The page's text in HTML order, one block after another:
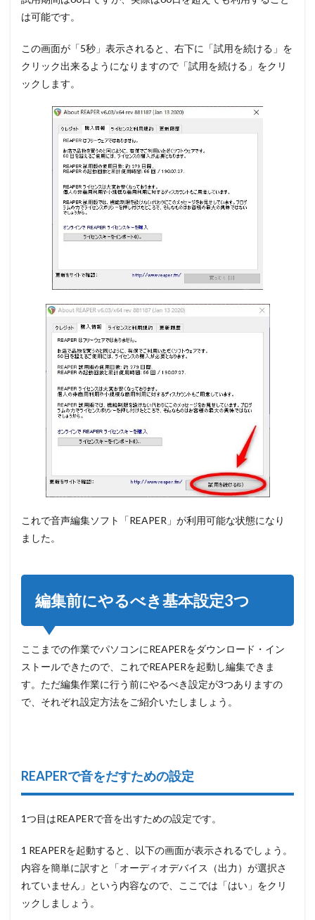
は可能です。
この画面が「5秒」表示されると、右下に「試用を続ける」を
クリック出来るようになりますので 「試用を続ける」をクリ
ック します。
これで音声編集ソフト「REAPER」が利用可能な状態になり
ました。
編集前にやるべき基本設定3つ
ここまでの作業でパソコンにREAPERをダウンロード・イン
ストールできたので、これでREAPERを起動し編集できま
す。ただ編集作業に行う前にやるべき設定が3つありますの
で、それぞれ設定方法をご紹介いたしましょう。
REAPERで音をだすための設定
1つ目はREAPERで音を出すための設定です。
1 REAPERを起動すると、以下の画面が表示されるでしょう。
内容を簡単に訳すと「オーディオデバイス（出力）が選択さ
れていません」という内容なので、ここでは 「はい」をクリ
ック しましょう。